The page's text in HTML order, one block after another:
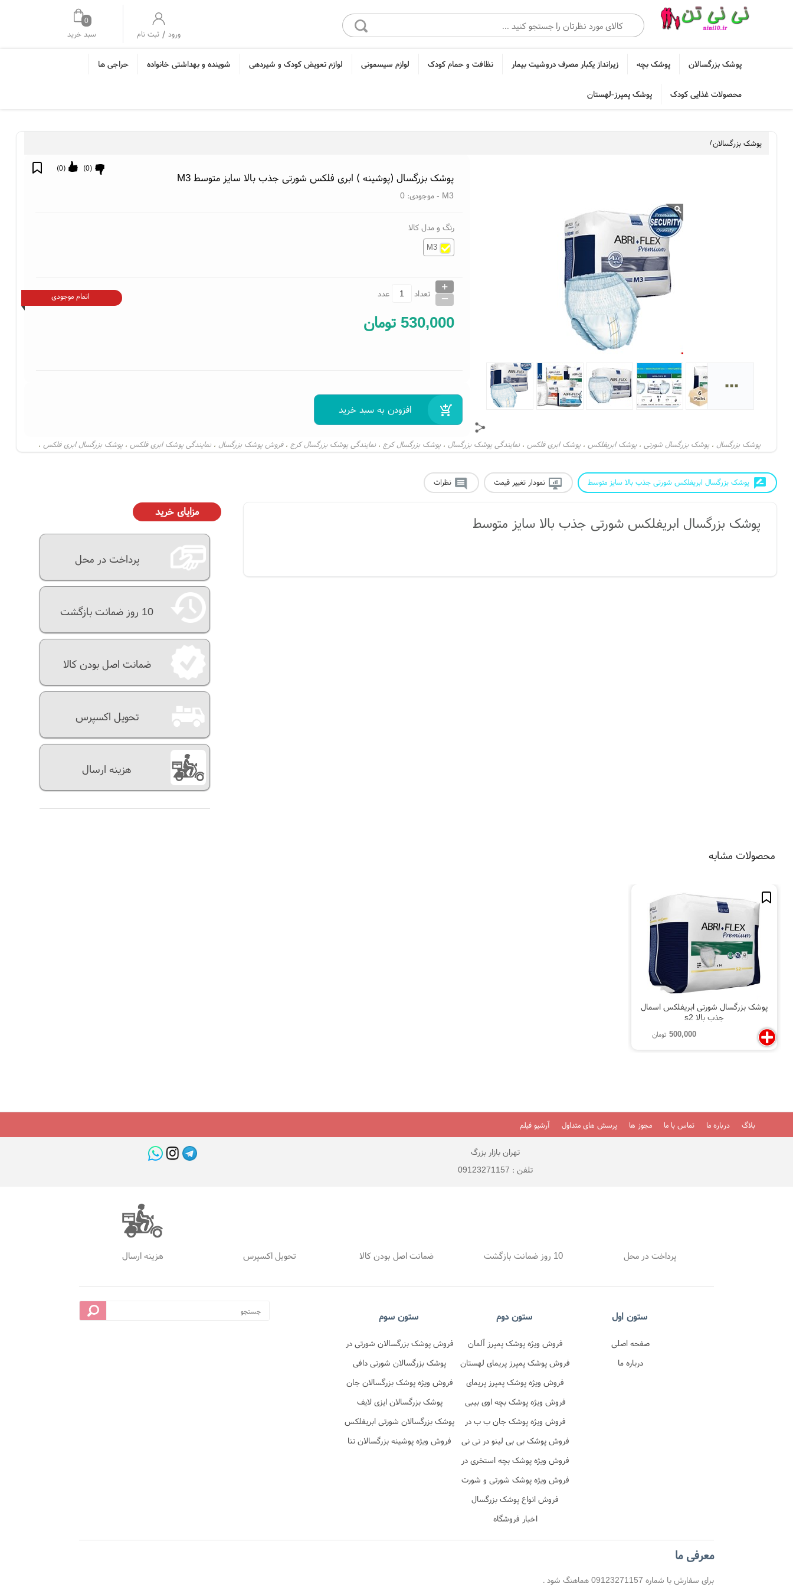
0
سبد خرید ورود / ثبت نام
پوشک بزرگسالان پوشک بچه زیرانداز یکبار مصرف دروشیت بیمار نظافت و حمام کودک لوازم سیسمونی لوازم تعویض کودک و شیردهی شوینده و بهداشتی خانواده حراجی ها
محصولات غذایی کودک پوشک پمپرز-لهستان
پوشک بزرگسالان/
...
پوشک بزرگسال (پوشینه ) ابری فلکس شورتی جذب بالا سایز متوسط M3
(
0
) (
0
)
M3 - موجودی: 0
رنگ و مدل کالا
M3
تعداد
+
_ عدد اتمام موجودی
530,000 تومان
پوشک بزرگسال ، پوشک بزرگسال شورتی ، پوشک ابریفلکس ، پوشک ابری فلکس ، نمایندگی پوشک بزرگسال ، پوشک بزرگسال کرج ، نمایندگی پوشک بزرگسال کرج ، فروش پوشک بزرگسال ، نمایندگی پوشک ابری فلکس ، پوشک بزرگسال ابری فلکس ،
پوشک بزرگسال ابریفلکس شورتی جذب بالا سایز متوسط نمودار تغییر قیمت نظرات
پوشک بزرگسال ابریفلکس شورتی جذب بالا سایز متوسط
مزایای خرید
پرداخت در محل
10 روز ضمانت بازگشت
ضمانت اصل بودن کالا
تحویل اکسپرس
هزینه ارسال
محصولات مشابه
پوشک بزرگسال شورتی ابریفلکس اسمال
جذب بالا s2
500,000تومان
بلاگ درباره ما تماس با ما مجوز ها پرسش های متداول آرشیو فیلم
تهران بازار بزرگ
تلفن : 09123271157
پرداخت در محل 10 روز ضمانت بازگشت ضمانت اصل بودن کالا تحویل اکسپرس هزینه ارسال
ستون اول
صفحه اصلی
درباره ما
ستون دوم
فروش ویژه پوشک پمپرز آلمان
اصل در نی نی تن
فروش پوشک پمپرز پریمای لهستان
در نی نی تن
فروش ویژه پوشک پمپرز پریمای
ترک در نی نی تن
فروش ویژه پوشک بچه اوی بیبی
فروش ویژه پوشک جان ب ب در
نی نی تن
فروش پوشک بی بی لینو در نی نی
تن
فروش ویژه پوشک بچه استخری در
نی نی تن
فروش ویژه پوشک شورتی و شورت
آموزشی در نی نی تن
فروش انواع پوشک بزرگسال
اخبار فروشگاه
ستون سوم
فروش پوشک بزرگسالان شورتی در
فروشگاه نی نی تن
پوشک بزرگسالان شورتی دافی
فروش ویژه پوشک بزرگسالان جان
پد شورتی
پوشک بزرگسالان ایزی لایف
پوشک بزرگسالان شورتی ابریفلکس
فروش ویژه پوشینه بزرگسالان تنا
معرفی ما
برای سفارش با شماره 09123271157 هماهنگ شود .